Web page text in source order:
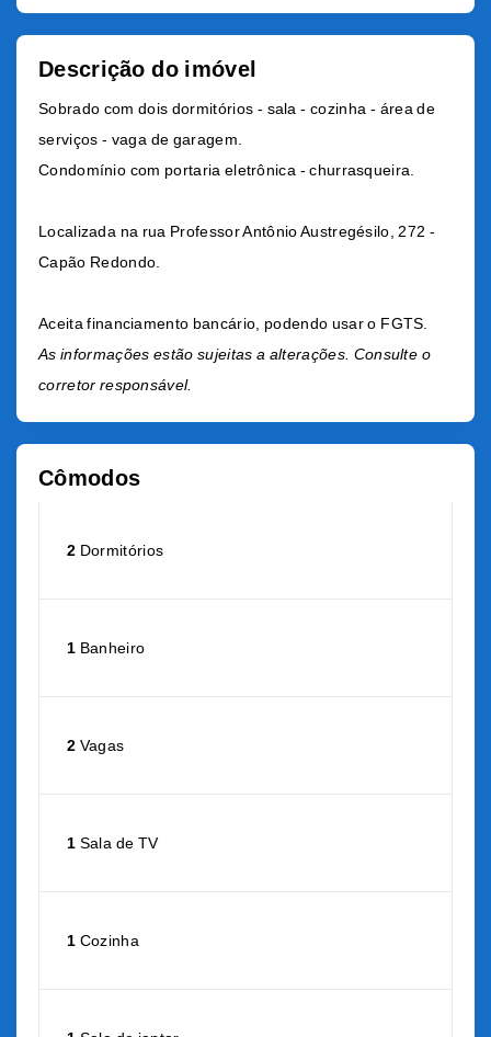
Descrição do imóvel
Sobrado com dois dormitórios - sala - cozinha - área de
serviços - vaga de garagem.
Condomínio com portaria eletrônica - churrasqueira.
Localizada na rua Professor Antônio Austregésilo, 272 -
Capão Redondo.
Aceita financiamento bancário, podendo usar o FGTS.
As informações estão sujeitas a alterações. Consulte o
corretor responsável.
Cômodos
2 Dormitórios
1 Banheiro
2 Vagas
1 Sala de TV
1 Cozinha